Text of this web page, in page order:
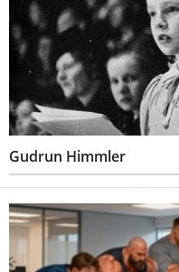
Gudrun Himmler